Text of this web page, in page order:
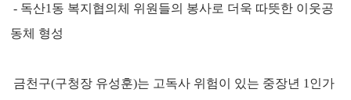
- 독산1동 복지협의체 위원들의 봉사로 더욱 따뜻한 이웃공
동체 형성
금천구(구청장 유성훈)는 고독사 위험이 있는 중장년 1인가